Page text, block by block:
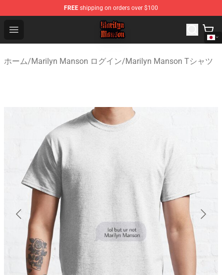
FREE shipping on orders over $100
Open menu
Marilyn Manson Shop - Official Marilyn Manson
ホーム/Marilyn Manson ログイン/Marilyn Manson Tシャツ